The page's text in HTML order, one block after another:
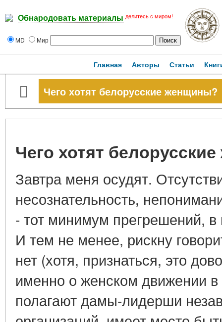
Обнародовать материалы делитесь с миром!
MD Мир
Главная Авторы Статьи
Чего хотят белорусские женщины?
Чего хотят
Завтра меня осудят.
несознательность,
- тот минимум прегрешений, в
И тем не менее, рискну
нет (хотя, признаться, это
именно о женском движении в
полагают дамы-лидерши